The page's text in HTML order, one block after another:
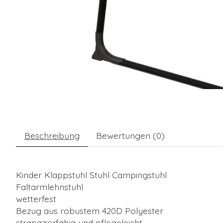
Beschreibung Bewertungen (0)
Kinder Klappstuhl Stuhl Campingstuhl
Faltarmlehnstuhl
wetterfest
Bezug aus robustem 420D Polyester